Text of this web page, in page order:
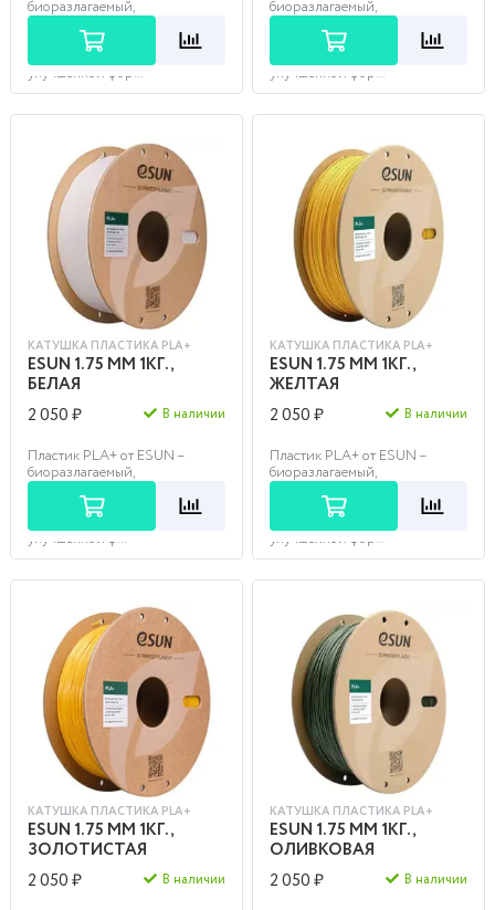
биоразлагаемый,
органический материал для
3D печати, изготавливаемый
из зерен кукурузы по
улучшенной фор...
биоразлагаемый,
органический материал для
3D печати, изготавливаемый
из зерен кукурузы по
улучшенной фор...
КАТУШКА ПЛАСТИКА PLA+
ESUN 1.75 ММ 1КГ.,
БЕЛАЯ
2 050 ₽
В наличии
Пластик PLA+ от ESUN –
биоразлагаемый,
органический материал для
3D печати, изготавливаемый
из зерен кукурузы по
улучшенной ф...
КАТУШКА ПЛАСТИКА PLA+
ESUN 1.75 ММ 1КГ.,
ЖЕЛТАЯ
2 050 ₽
В наличии
Пластик PLA+ от ESUN –
биоразлагаемый,
органический материал для
3D печати, изготавливаемый
из зерен кукурузы по
улучшенной фор...
КАТУШКА ПЛАСТИКА PLA+
ESUN 1.75 ММ 1КГ.,
ЗОЛОТИСТАЯ
2 050 ₽
В наличии
КАТУШКА ПЛАСТИКА PLA+
ESUN 1.75 ММ 1КГ.,
ОЛИВКОВАЯ
2 050 ₽
В наличии